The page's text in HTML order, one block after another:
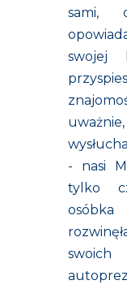
sami,
swojej
- nasi
tylko